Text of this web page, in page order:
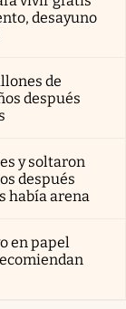
desayuno
de
después
y soltaron
después
había arena
en papel